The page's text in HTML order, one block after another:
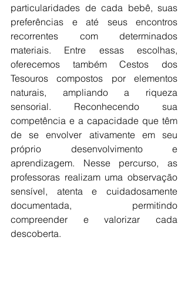
particularidades de cada bebê, suas
preferências e até seus encontros
recorrentes com determinados
materiais. Entre essas escolhas,
oferecemos também Cestos dos
Tesouros compostos por elementos
naturais, ampliando a riqueza
sensorial. Reconhecendo sua
competência e a capacidade que têm
de se envolver ativamente em seu
próprio desenvolvimento e
aprendizagem. Nesse percurso, as
professoras realizam uma observação
sensível, atenta e cuidadosamente
documentada, permitindo
compreender e valorizar cada
descoberta.